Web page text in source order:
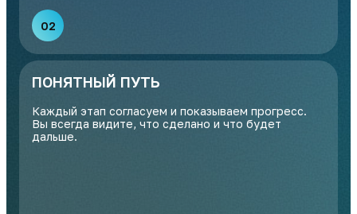
02
ПОНЯТНЫЙ ПУТЬ
Каждый этап согласуем и показываем прогресс.
Вы всегда видите, что сделано и что будет
дальше.